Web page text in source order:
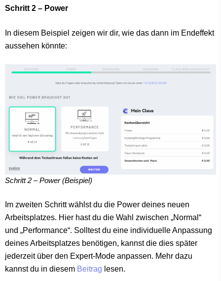
Schritt 2 – Power
In diesem Beispiel zeigen wir dir, wie das dann im Endeffekt
aussehen könnte:
Schritt 2 – Power (Beispiel)
Im zweiten Schritt wählst du die Power deines neuen
Arbeitsplatzes. Hier hast du die Wahl zwischen „Normal“
und „Performance“. Solltest du eine individuelle Anpassung
deines Arbeitsplatzes benötigen, kannst die dies später
jederzeit über den Expert-Mode anpassen. Mehr dazu
kannst du in diesem Beitrag lesen.